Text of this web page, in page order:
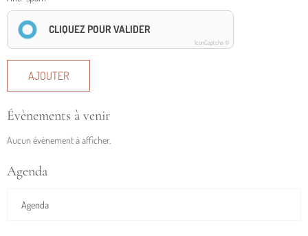
CLIQUEZ POUR VALIDER
IconCaptcha ©
AJOUTER
Évènements à venir
Aucun évènement à afficher.
Agenda
Agenda